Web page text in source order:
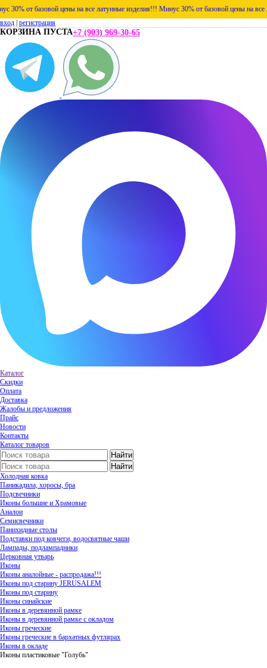
от базовой цены на все латунные изделия!!! Минус 30% от базовой цены на все
вход регистрация
КОРЗИНА ПУСТА+7 (903) 969-30-65
Каталог
Скидки
Оплата
Доставка
Жалобы и предложения
Прайс
Новости
Контакты
Каталог товаров
Холодная ковка
Паникадила, хоросы, бра
Подсвечники
Иконы большие и Храмовые
Аналои
Семисвечники
Панихидные столы
Подставки под ковчеги, водосвятные чаши
Лампады, подлампадники
Церковная утварь
Иконы
Иконы аналойные - распродажа!!!
Иконы под старину JERUSALEM
Иконы под старину
Иконы синайские
Иконы в деревянной рамке
Иконы в деревянной рамке с окладом
Иконы греческие
Иконы греческие в бархатных футлярах
Иконы в окладе
Иконы пластиковые "Голубь"